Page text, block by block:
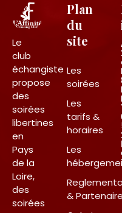
Le
club
échangiste
propose
des
soirées
libertines
en
Pays
de la
Loire,
des
soirées
Plan
du
site
Les
soirées
Les
tarifs &
horaires
Les
&